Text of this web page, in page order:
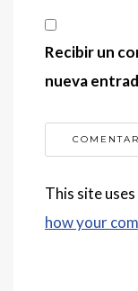
Recibir un
nueva
This site
how your